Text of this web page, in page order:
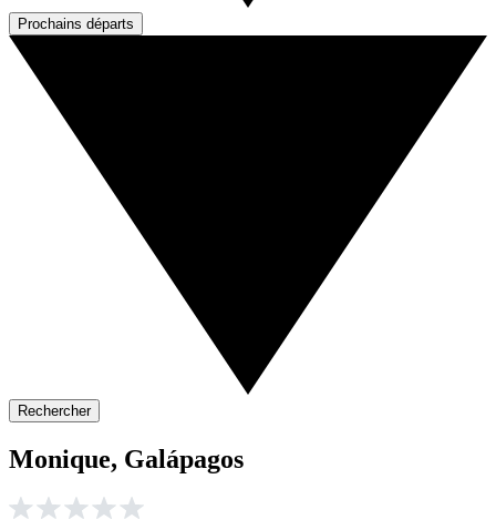
Prochains départs
Rechercher
Monique, Galápagos